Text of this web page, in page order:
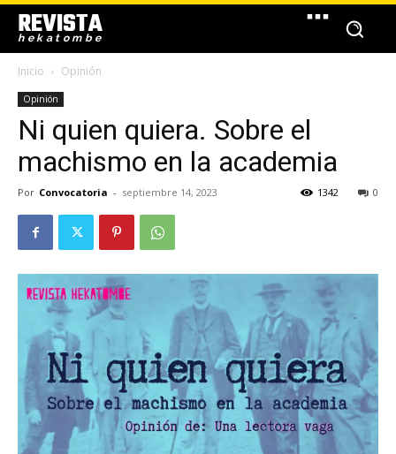
REVISTA
hekatombe
Inicio Opinión
Opinión
Ni quien quiera. Sobre el
machismo en la academia
Por Convocatoria - septiembre 14, 2023 0
1342